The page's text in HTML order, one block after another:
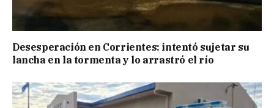
Desesperación en Corrientes: intentó sujetar su
lancha en la tormenta y lo arrastró el río